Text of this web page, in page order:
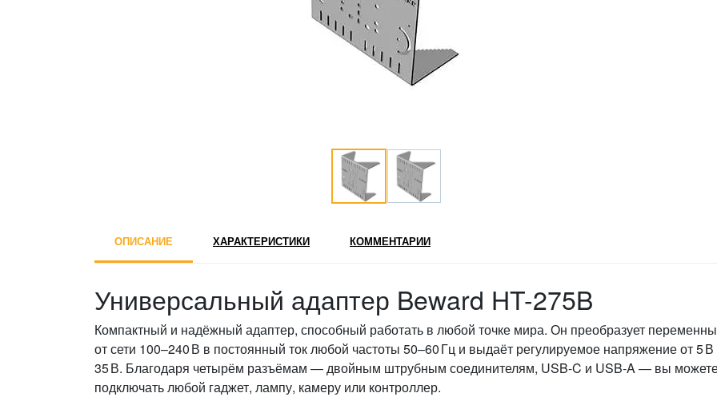
ОПИСАНИЕ ХАРАКТЕРИСТИКИ КОММЕНТАРИИ
Универсальный адаптер Beward HT-275B
Компактный и надёжный адаптер, способный работать в любой точке мира. Он преобразует
от сети 100–240 В в постоянный ток любой частоты 50–60 Гц и выдаёт регулируемое напряжение от 5
35 В. Благодаря четырём разъёмам — двойным штрубным соединителям, USB‑C и USB‑A — вы
подключать любой гаджет, лампу, камеру или контроллер.